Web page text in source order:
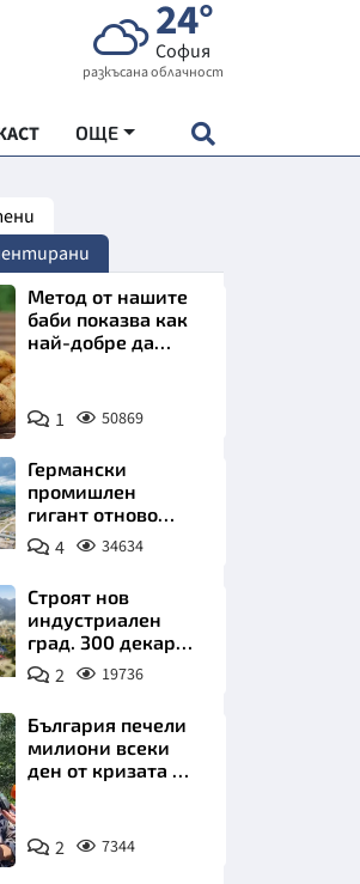
24°
София
разкъсана облачност
ОЩЕ
БЪЛГАРИЯ"
Метод от нашите
баби показва как
най-добре да
1 50869
Германски
промишлен
гигант отново
позлатява наш
град
4 34634
Строят нов
индустриален
град. 300 декара
чакат златни
заводи
2 19736
България печели
милиони всеки
ден от кризата по
2 7344